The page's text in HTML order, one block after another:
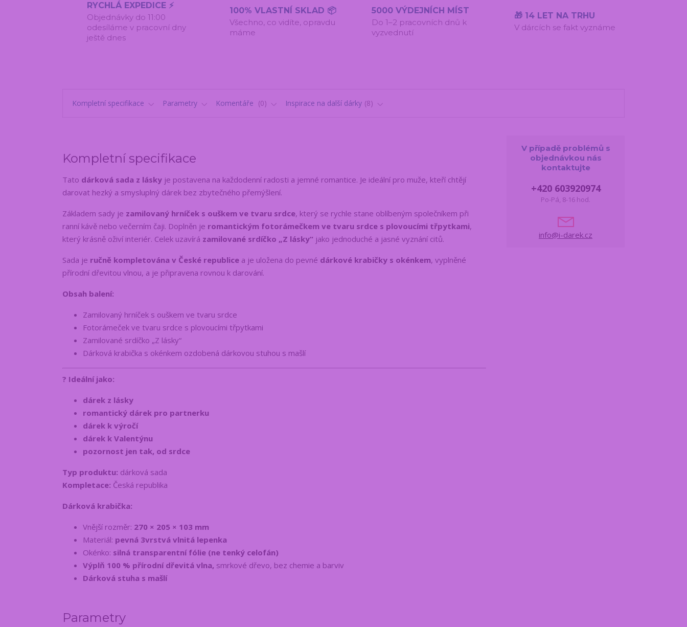
RYCHLÁ EXPEDICE ⚡
Objednávky do 11:00
odesíláme v pracovní dny
ještě dnes
100% VLASTNÍ SKLAD 📦
Všechno, co vidíte, opravdu
máme
5000 VÝDEJNÍCH MÍST
Do 1–2 pracovních dnů k
vyzvednutí
🎁 14 LET NA TRHU
V dárcích se fakt vyznáme
Kompletní specifikace Parametry Komentáře 0 Inspirace na další dárky 8
Kompletní specifikace
Tato dárková sada z lásky je postavena na každodenní radosti a jemné romantice. Je ideální pro muže, kteří chtějí
darovat hezký a smysluplný dárek bez zbytečného přemýšlení.
Základem sady je zamilovaný hrníček s ouškem ve tvaru srdce, který se rychle stane oblíbeným společníkem při
ranní kávě nebo večerním čaji. Doplněn je romantickým fotorámečkem ve tvaru srdce s plovoucími třpytkami,
který krásně oživí interiér. Celek uzavírá zamilované srdíčko „Z lásky“ jako jednoduché a jasné vyznání citů.
Sada je ručně kompletována v České republice a je uložena do pevné dárkové krabičky s okénkem, vyplněné
přírodní dřevitou vlnou, a je připravena rovnou k darování.
Obsah balení:
Zamilovaný hrníček s ouškem ve tvaru srdce
Fotorámeček ve tvaru srdce s plovoucími třpytkami
Zamilované srdíčko „Z lásky“
Dárková krabička s okénkem ozdobená dárkovou stuhou s mašlí
? Ideální jako:
dárek z lásky
romantický dárek pro partnerku
dárek k výročí
dárek k Valentýnu
pozornost jen tak, od srdce
Typ produktu: dárková sada
Kompletace: Česká republika
Dárková krabička:
Vnější rozměr: 270 × 205 × 103 mm
Materiál: pevná 3vrstvá vlnitá lepenka
Okénko: silná transparentní fólie (ne tenký celofán)
Výplň 100 % přírodní dřevitá vlna, smrkové dřevo, bez chemie a barviv
Dárková stuha s mašlí
Parametry
V případě problémů s
objednávkou nás
kontaktujte
+420 603920974
Po-Pá, 8-16 hod.
info@i-darek.cz